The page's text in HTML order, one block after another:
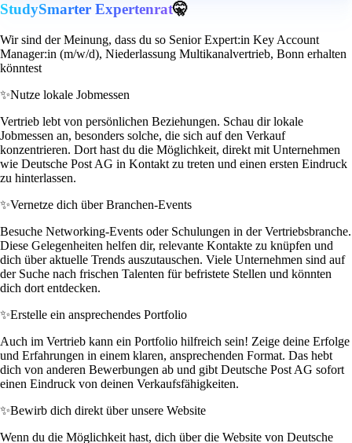
StudySmarter Expertenrat🤫
Wir sind der Meinung, dass du so Senior Expert:in Key Account
Manager:in (m/w/d), Niederlassung Multikanalvertrieb, Bonn erhalten
könntest
✨Nutze lokale Jobmessen
Vertrieb lebt von persönlichen Beziehungen. Schau dir lokale
Jobmessen an, besonders solche, die sich auf den Verkauf
konzentrieren. Dort hast du die Möglichkeit, direkt mit Unternehmen
wie Deutsche Post AG in Kontakt zu treten und einen ersten Eindruck
zu hinterlassen.
✨Vernetze dich über Branchen-Events
Besuche Networking-Events oder Schulungen in der Vertriebsbranche.
Diese Gelegenheiten helfen dir, relevante Kontakte zu knüpfen und
dich über aktuelle Trends auszutauschen. Viele Unternehmen sind auf
der Suche nach frischen Talenten für befristete Stellen und könnten
dich dort entdecken.
✨Erstelle ein ansprechendes Portfolio
Auch im Vertrieb kann ein Portfolio hilfreich sein! Zeige deine Erfolge
und Erfahrungen in einem klaren, ansprechenden Format. Das hebt
dich von anderen Bewerbungen ab und gibt Deutsche Post AG sofort
einen Eindruck von deinen Verkaufsfähigkeiten.
✨Bewirb dich direkt über unsere Website
Wenn du die Möglichkeit hast, dich über die Website von Deutsche